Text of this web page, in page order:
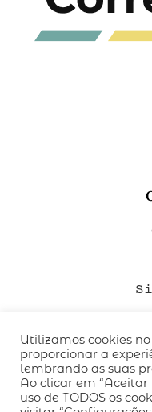
QUEM SOMOS
CÓDIGO DE CONDUTA
POLÍTICA DE
Utilizamos cookies
proporcionar a
lembrando as suas
Ao clicar em “Aceitar
uso de TODOS os